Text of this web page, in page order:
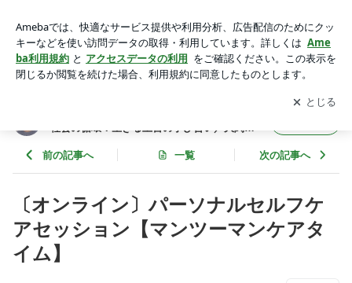
ンケアタイム】 | 静かに本質をほどく・人も自分もあったかく
⭐︎社会の循環：生きる土台の学び合い／大関朋子／身体整え(か
らだととのえ)教室
アプリをダウンロードして ブログの更新通知
を受け取りまし
ょう。
開く
社会の循環：生きる土台の学び合い／大関朋
前の記事へ 一覧 次の記事へ
〔オンライン〕パーソナルセルフケ
アセッション【マンツーマンケアタ
イム】